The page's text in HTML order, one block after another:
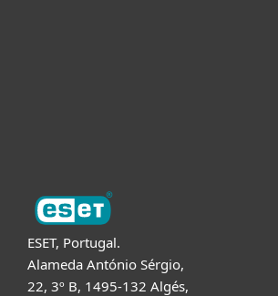
ESET, Portugal.
Alameda António Sérgio,
22, 3º B, 1495-132 Algés,